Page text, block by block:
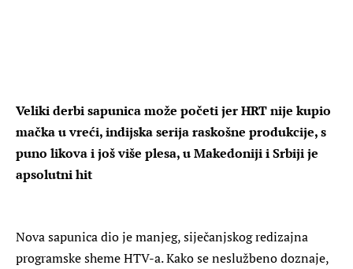
Veliki derbi sapunica može početi jer HRT nije kupio
mačka u vreći, indijska serija raskošne produkcije, s
puno likova i još više plesa, u Makedoniji i Srbiji je
apsolutni hit
Nova sapunica dio je manjeg, siječanjskog redizajna
programske sheme HTV-a. Kako se neslužbeno doznaje,